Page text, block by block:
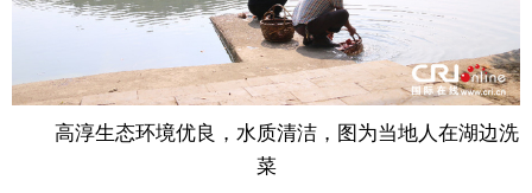
高淳生态环境优良，水质清洁，图为当地人在湖边洗
菜